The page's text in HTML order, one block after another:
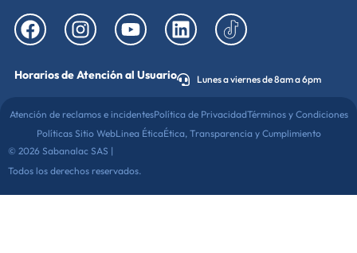
Horarios de Atención al Usuario Lunes a viernes de 8am a 6pm
© 2026 Sabanalac SAS |
Todos los derechos reservados.
Atención de reclamos e incidentesPolítica de PrivacidadTérminos y Condiciones
Políticas Sitio WebLinea ÉticaÉtica, Transparencia y Cumplimiento